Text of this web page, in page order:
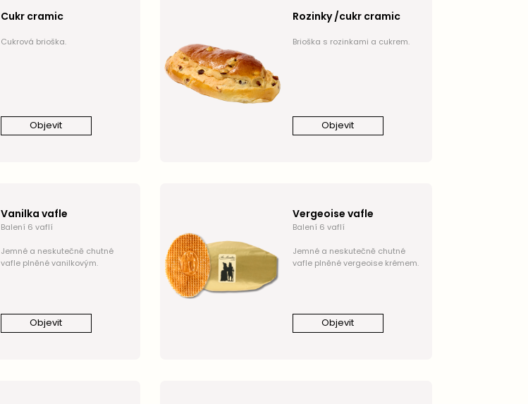
Cukr cramic
Cukrová brioška.
Objevit
Rozinky /cukr cramic
Brioška s rozinkami a cukrem.
Objevit
Vanilka vafle
Balení 6 vaflí
Jemné a neskutečně chutné
vafle plněné vanilkovým.
Objevit
Vergeoise vafle
Balení 6 vaflí
Jemné a neskutečně chutné
vafle plněné vergeoise krémem.
Objevit